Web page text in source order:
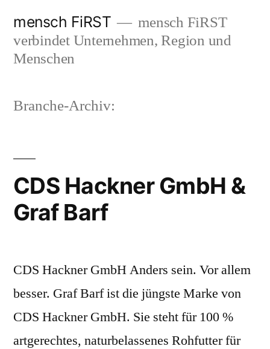
Inhalt
springen
mensch FiRST
mensch FiRST
verbindet Unternehmen, Region und
Menschen
Branche-Archiv:
CDS Hackner GmbH &
Graf Barf
CDS Hackner GmbH Anders sein. Vor allem
besser. Graf Barf ist die jüngste Marke von
CDS Hackner GmbH. Sie steht für 100 %
artgerechtes, naturbelassenes Rohfutter für